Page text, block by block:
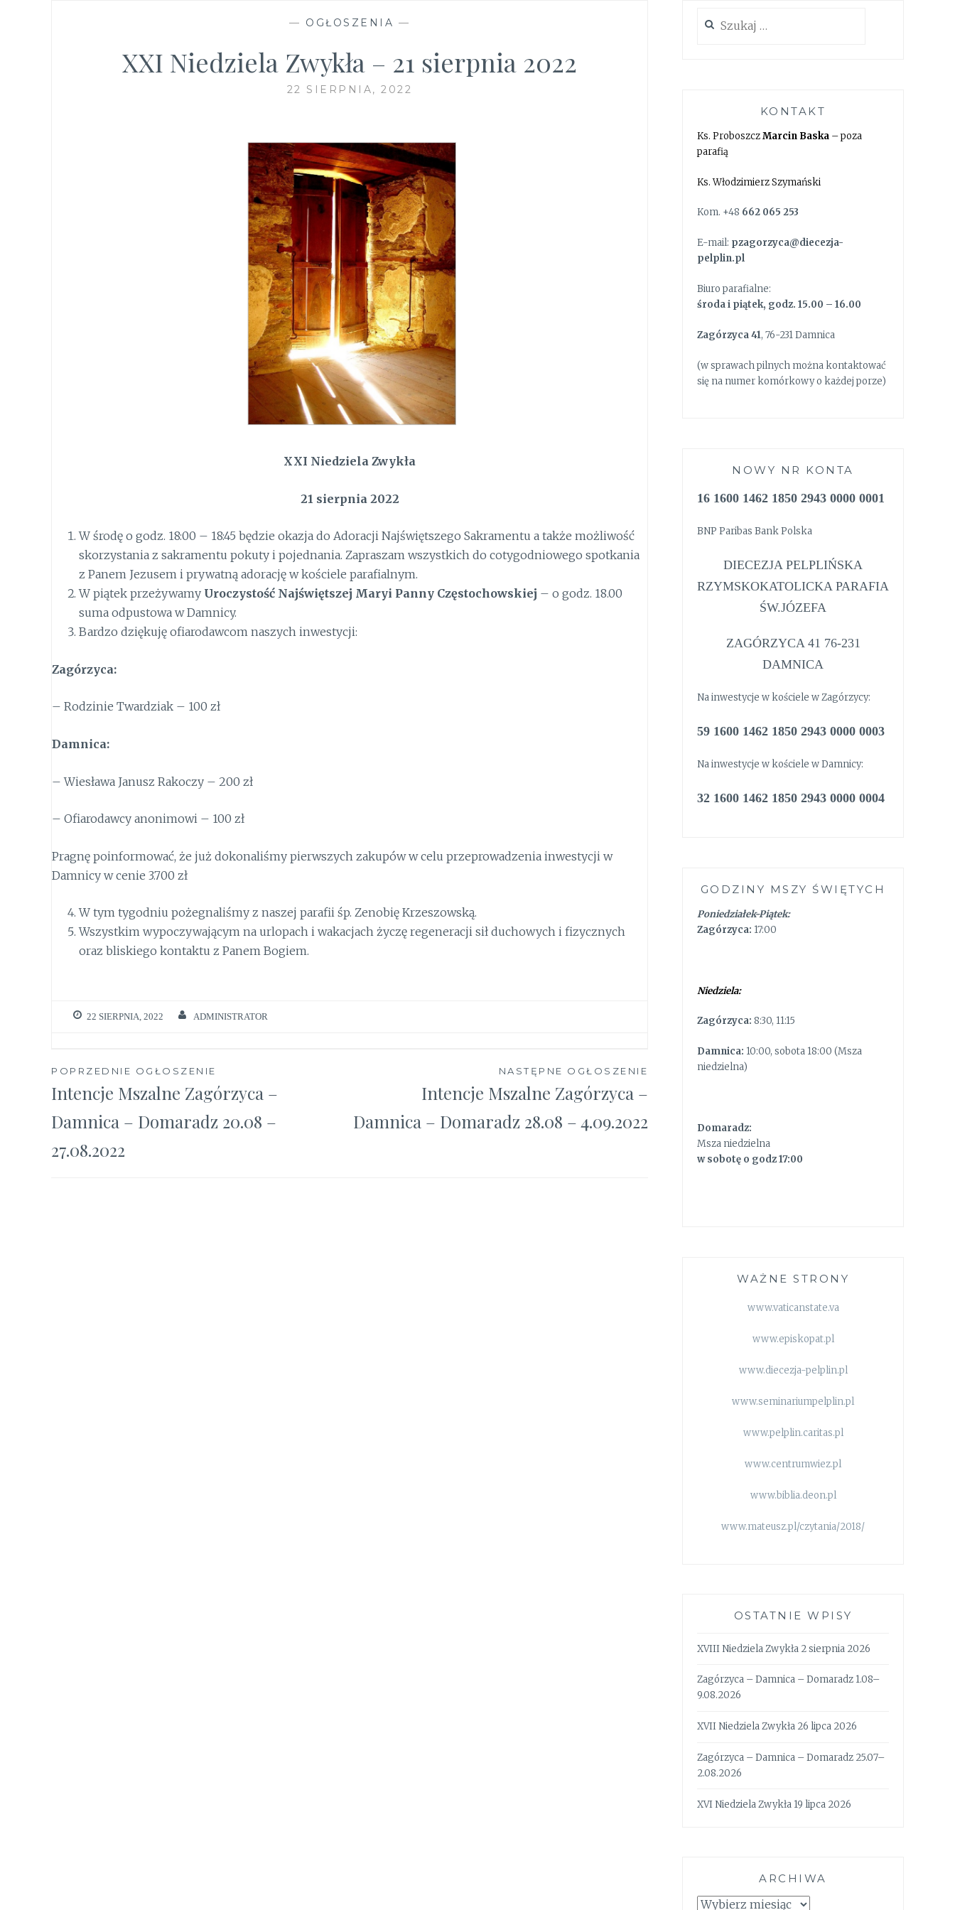
— OGŁOSZENIA —
XXI Niedziela Zwykła – 21 sierpnia 2022
22 SIERPNIA, 2022
XXI Niedziela Zwykła
21 sierpnia 2022
W środę o godz. 18:00 – 18:45 będzie okazja do Adoracji Najświętszego Sakramentu a także możliwość
skorzystania z sakramentu pokuty i pojednania. Zapraszam wszystkich do cotygodniowego spotkania
z Panem Jezusem i prywatną adorację w kościele parafialnym.
W piątek przeżywamy Uroczystość Najświętszej Maryi Panny Częstochowskiej – o godz. 18.00
suma odpustowa w Damnicy.
Bardzo dziękuję ofiarodawcom naszych inwestycji:
Zagórzyca:
– Rodzinie Twardziak – 100 zł
Damnica:
– Wiesława Janusz Rakoczy – 200 zł
– Ofiarodawcy anonimowi – 100 zł
Pragnę poinformować, że już dokonaliśmy pierwszych zakupów w celu przeprowadzenia inwestycji w
Damnicy w cenie 3.700 zł
W tym tygodniu pożegnaliśmy z naszej parafii śp. Zenobię Krzeszowską.
Wszystkim wypoczywającym na urlopach i wakacjach życzę regeneracji sił duchowych i fizycznych
oraz bliskiego kontaktu z Panem Bogiem.
22 SIERPNIA, 2022 ADMINISTRATOR
Nawigacja
wpisu
POPRZEDNIE OGŁOSZENIE
Intencje Mszalne Zagórzyca –
Damnica – Domaradz 20.08 –
27.08.2022
NASTĘPNE OGŁOSZENIE
Intencje Mszalne Zagórzyca –
Damnica – Domaradz 28.08 – 4.09.2022
KONTAKT
Ks. ProboszczMarcin Baska – poza
parafią
Ks. Włodzimierz Szymański
Kom. +48 662 065 253
E-mail: pzagorzyca@diecezja-
pelplin.pl
Biuro parafialne:
środa i piątek, godz. 15.00 – 16.00
Zagórzyca 41, 76-231 Damnica
(w sprawach pilnych można kontaktować
się na numer komórkowy o każdej porze)
NOWY NR KONTA
16 1600 1462 1850 2943 0000 0001
BNP Paribas Bank Polska
DIECEZJA PELPLIŃSKA
RZYMSKOKATOLICKA PARAFIA
ŚW.JÓZEFA
ZAGÓRZYCA 41 76-231
DAMNICA
Na inwestycje w kościele w Zagórzycy:
59 1600 1462 1850 2943 0000 0003
Na inwestycje w kościele w Damnicy:
32 1600 1462 1850 2943 0000 0004
GODZINY MSZY ŚWIĘTYCH
Poniedziałek-Piątek:
Zagórzyca: 17:00
Niedziela:
Zagórzyca: 8:30, 11:15
Damnica: 10:00, sobota 18:00 (Msza
niedzielna)
Domaradz:
Msza niedzielna
w sobotę o godz 17:00
WAŻNE STRONY
www.vaticanstate.va
www.episkopat.pl
www.diecezja-pelplin.pl
www.seminariumpelplin.pl
www.pelplin.caritas.pl
www.centrumwiez.pl
www.biblia.deon.pl
www.mateusz.pl/czytania/2018/
OSTATNIE WPISY
XVIII Niedziela Zwykła 2 sierpnia 2026
Zagórzyca – Damnica – Domaradz 1.08–
9.08.2026
XVII Niedziela Zwykła 26 lipca 2026
Zagórzyca – Damnica – Domaradz 25.07–
2.08.2026
XVI Niedziela Zwykła 19 lipca 2026
ARCHIWA
Archiwa